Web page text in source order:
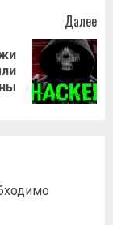
Далее